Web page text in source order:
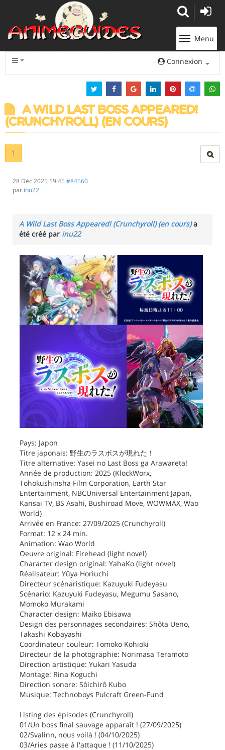
Menu
Connexion
A WILD LAST BOSS APPEARED!
(CRUNCHYROLL) (EN COURS)
1
28 Déc 2025 19:45 #84560
par inu22
A Wild Last Boss Appeared! (Crunchyroll) (en cours)a
été créé par inu22
Pays: Japon
Titre japonais: 野生のラスボスが現れた！
Titre alternative: Yasei no Last Boss ga Arawareta!
Année de production: 2025 (KlockWorx,
Tohokushinsha Film Corporation, Earth Star
Entertainment, NBCUniversal Entertainment Japan,
Kansai TV, BS Asahi, Bushiroad Move, WOWMAX, Wao
World)
Arrivée en France: 27/09/2025 (Crunchyroll)
Format: 12 x 24 min.
Animation: Wao World
Oeuvre original: Firehead (light novel)
Character design original: YahaKo (light novel)
Réalisateur: Yûya Horiuchi
Directeur scénaristique: Kazuyuki Fudeyasu
Scénario: Kazuyuki Fudeyasu, Megumu Sasano,
Momoko Murakami
Character design: Maiko Ebisawa
Design des personnages secondaires: Shôta Ueno,
Takashi Kobayashi
Coordinateur couleur: Tomoko Kohioki
Directeur de la photographie: Norimasa Teramoto
Direction artistique: Yukari Yasuda
Montage: Rina Koguchi
Direction sonore: Sôichirô Kubo
Musique: Technoboys Pulcraft Green-Fund
Listing des épisodes (Crunchyroll)
01/Un boss final sauvage apparaît ! (27/09/2025)
02/Svalinn, nous voilà ! (04/10/2025)
03/Aries passe à l'attaque ! (11/10/2025)
Panneau de gestion des cookies